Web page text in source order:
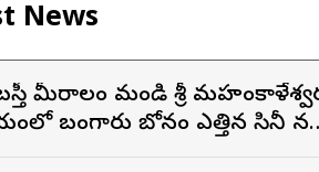
News
మీరాలం మండి శ్రీ
బంగారు బోనం ఎత్తిన సినీ